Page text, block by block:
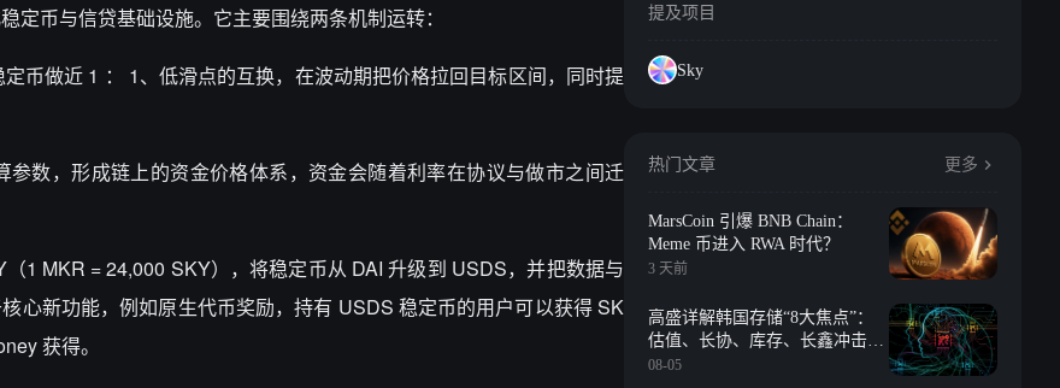
定币与信贷基础设施。它主要围绕两条机制运转：
币做近 1 ： 1、低滑点的互换，在波动期把价格拉回目标区间，同时提
数，形成链上的资金价格体系，资金会随着利率在协议与做市之间迁
（1 MKR = 24,000 SKY），将稳定币从 DAI升级到 USDS，并把数据与
心新功能，例如原生代币奖励，持有 USDS 稳定币的用户可以获得SK
获得。
提及项目
Sky
热门文章 更多
MarsCoin 引爆 BNB Chain：
Meme 币进入 RWA 时代？
3 天前
高盛详解韩国存储“8大焦点”：
估值、长协、库存、长鑫冲击、
回购等
08-05